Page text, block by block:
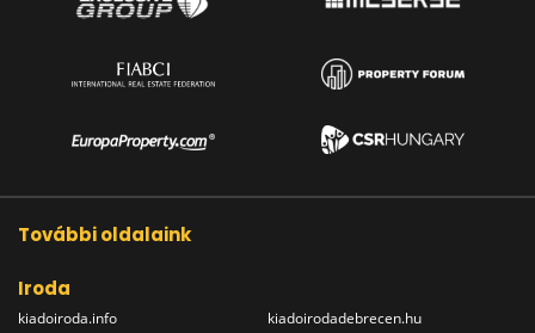
További oldalaink
Iroda
kiadoiroda.info
kiadoirodadebrecen.hu